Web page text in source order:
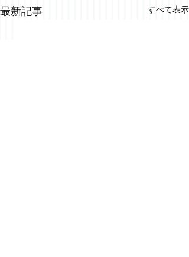
最新記事 すべて表示